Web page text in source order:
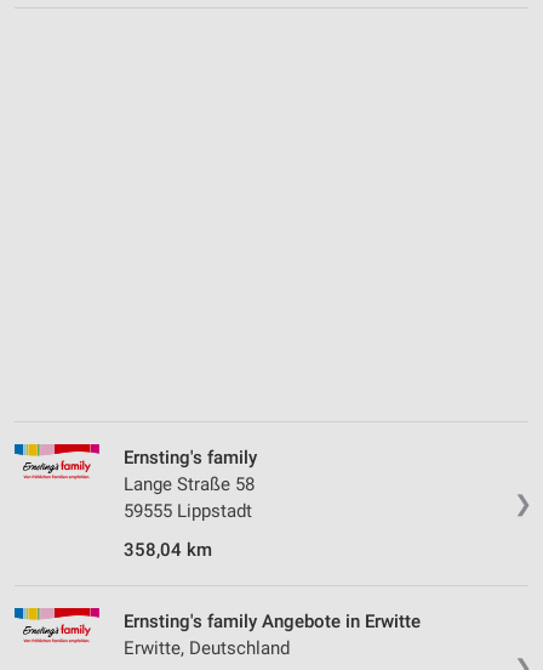
❯
Ernsting's family
Lange Straße 58
59555 Lippstadt
358,04 km
Ernsting's family Angebote in Erwitte
Erwitte, Deutschland